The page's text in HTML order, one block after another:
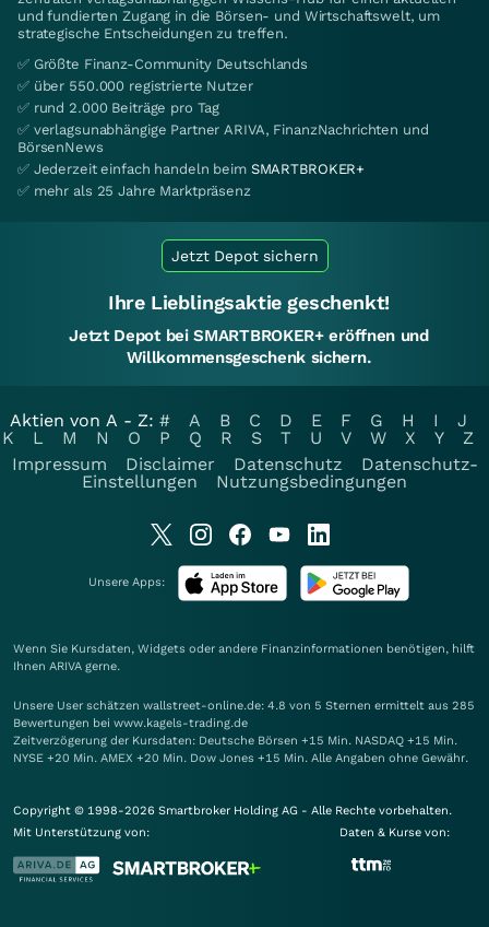
und fundierten Zugang in die Börsen- und Wirtschaftswelt, um
strategische Entscheidungen zu treffen.
✅ Größte Finanz-Community Deutschlands
✅ über 550.000 registrierte Nutzer
✅ rund 2.000 Beiträge pro Tag
✅ verlagsunabhängige Partner ARIVA, FinanzNachrichten und
BörsenNews
✅ Jederzeit einfach handeln beim SMARTBROKER+
✅ mehr als 25 Jahre Marktpräsenz
Jetzt Depot sichern
Ihre Lieblingsaktie geschenkt!
Jetzt Depot bei SMARTBROKER+ eröffnen und
Willkommensgeschenk sichern.
Aktien von A - Z: # A B C D E F G H I
J
K
L M N O P Q R S T U V W X Y
Z
Impressum
Disclaimer Datenschutz
Datenschutz-
Einstellungen
Nutzungsbedingungen
Unsere Apps:
Wenn Sie Kursdaten, Widgets oder andere Finanzinformationen benötigen, hilft
Ihnen ARIVA gerne.
Unsere User schätzen wallstreet-online.de: 4.8 von 5 Sternen ermittelt aus 285
Bewertungen bei www.kagels-trading.de
Zeitverzögerung der Kursdaten: Deutsche Börsen +15 Min. NASDAQ +15 Min.
NYSE +20 Min. AMEX +20 Min. Dow Jones +15 Min. Alle Angaben ohne Gewähr.
Copyright © 1998-2026 Smartbroker Holding AG - Alle Rechte vorbehalten.
Mit Unterstützung von:
Daten & Kurse von: